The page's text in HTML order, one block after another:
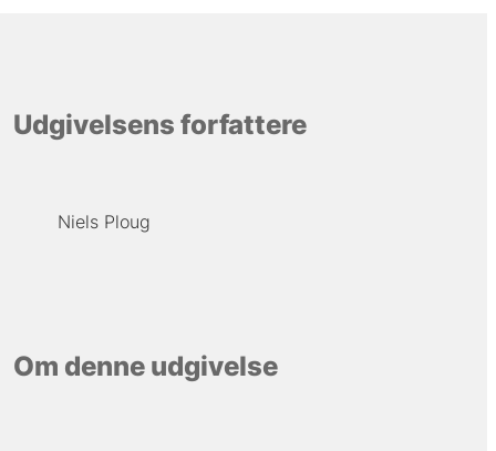
Udgivelsens forfattere
Niels Ploug
Om denne udgivelse